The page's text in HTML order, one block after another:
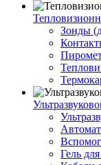
Зонды
Гель